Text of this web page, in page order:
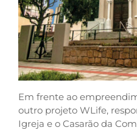
Em frente ao
outro projeto WLife,
Igreja e o Casarão da